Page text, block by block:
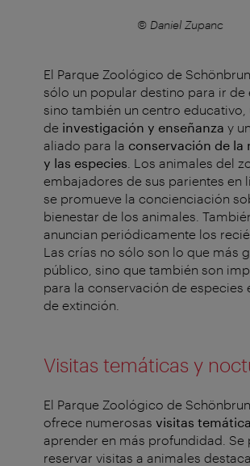
© Daniel Zupanc
El Parque Zoológico de
sólo un popular destino para ir de
sino también un centro educativo,
de investigación y enseñanza y
aliado para la conservación de la
y las especies . Los animales del
embajadores de sus parientes en
se promueve la concienciación
bienestar de los animales.
anuncian periódicamente los
Las crías no sólo son lo que más
público, sino que también son
para la conservación de especies
de extinción.
Visitas temáticas y
El Parque Zoológico de
ofrece numerosas visitas
aprender en más profundidad. Se
reservar visitas a animales